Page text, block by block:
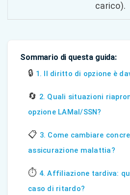
carico).
Sommario di questa guida:
🔒 1. Il diritto di opzione è
🔄 2. Quali situazioni
opzione LAMal/SSN?
📋 3. Come cambiare
assicurazione malattia?
⏱️ 4. Affiliazione tardiva:
caso di ritardo?